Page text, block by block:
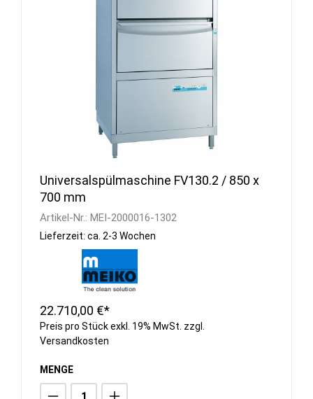
Universalspülmaschine FV130.2 / 850 x
700 mm
Artikel-Nr.: MEI-2000016-1302
Lieferzeit: ca. 2-3 Wochen
22.710,00 €*
Preis pro Stück exkl. 19% MwSt. zzgl.
Versandkosten
MENGE